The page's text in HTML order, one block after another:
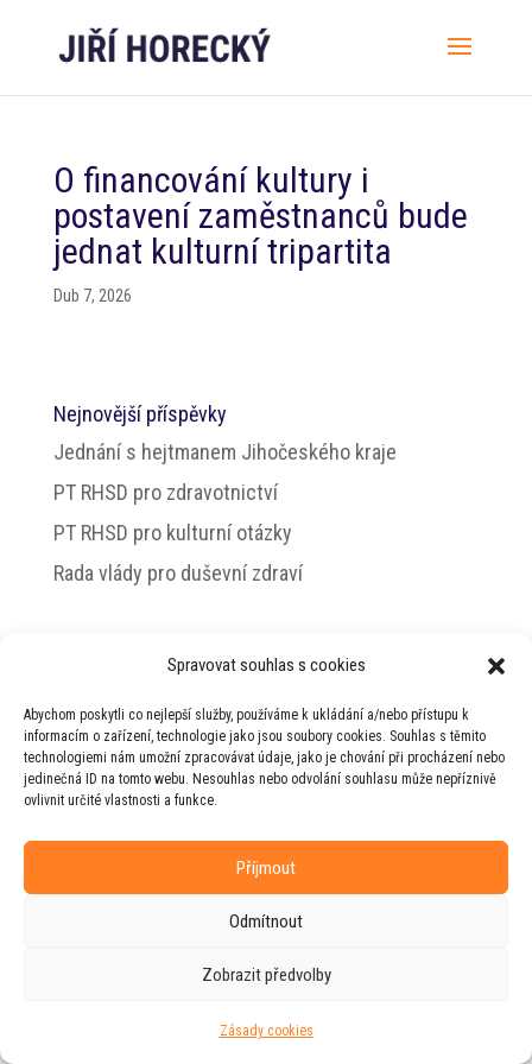
Spravovat souhlas s cookies
Abychom poskytli co nejlepší služby, používáme k ukládání a/nebo přístupu k
informacím o zařízení, technologie jako jsou soubory cookies. Souhlas s těmito
technologiemi nám umožní zpracovávat údaje, jako je chování při procházení nebo
jedinečná ID na tomto webu. Nesouhlas nebo odvolání souhlasu může nepříznivě
ovlivnit určité vlastnosti a funkce.
Příjmout
Odmítnout
Zobrazit předvolby
Zásady cookies
O financování kultury i
postavení zaměstnanců bude
jednat kulturní tripartita
Dub 7, 2026
Nejnovější příspěvky
Jednání s hejtmanem Jihočeského kraje
PT RHSD pro zdravotnictví
PT RHSD pro kulturní otázky
Rada vlády pro duševní zdraví
Horeckého
Web vytvořila firmaRUDIve spolupráci s
agenturou